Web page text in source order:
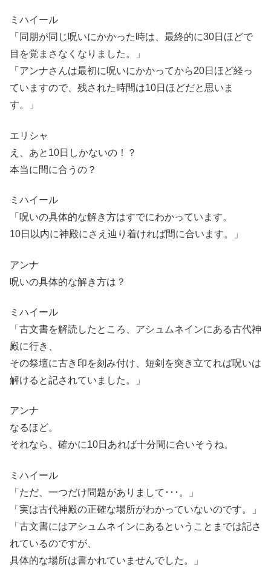
ミハイール
「同朋が同じ呪いにかかった時は、最終的に30日ほどで
目を覚まさなくなりました。」
「アンナさんは最初に呪いにかかってから20日ほど経っ
ていますので、残された時間は10日ほどだと思いま
す。」
エリシャ
え、あと10日しかないの！？
本当に間に合うの？
ミハイール
「呪いの具体的な解き方はすでにわかっています。
10日以内に神殿にさえ辿り着ければ間に合います。」
アンナ
呪いの具体的な解き方は？
ミハイール
「古文書を解読したところ、アシュムネインにある古代神
殿に行き、
その祭壇に古き印を刻み付け、短剣を突き立てれば呪いは
解けると記されていました。」
アンナ
なるほど。
それなら、確かに10日あれば十分間に合いそうね。
ミハイール
「ただ、一つだけ問題がありまして･･･。」
「実は古代神殿の正確な場所がわかっていないのです。」
「古文書にはアシュムネインにあるということまでは記さ
れているのですが、
具体的な場所は書かれていませんでした。」